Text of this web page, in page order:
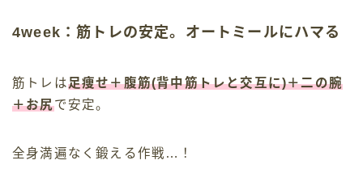
4week：筋トレの安定。オートミールにハマる
筋トレは足痩せ＋腹筋(背中筋トレと交互に)＋二の腕
＋お尻で安定。
全身満遍なく鍛える作戦…！